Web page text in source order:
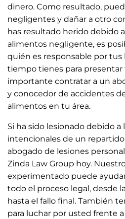
dinero. Como resultado,
negligentes y dañar a otro
has resultado herido debido
alimentos negligente, es
quién es responsable por tus
tiempo tienes para presentar
importante contratar a un
y conocedor de accidentes
alimentos en tu área.
Si ha sido lesionado debido
intencionales de un
abogado de lesiones
Zinda Law Group hoy.
experimentado puede
todo el proceso legal, desde
hasta el fallo final. También
para luchar por usted frente